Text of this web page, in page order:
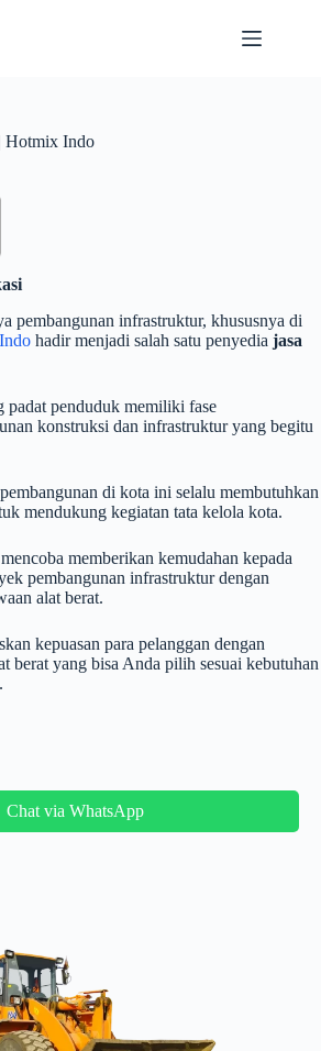
Hotmix Indo
pembangunan infrastruktur, khususnya di
hadir menjadi salah satu penyedia jasa
padat penduduk memiliki fase
konstruksi dan infrastruktur yang begitu
di kota ini selalu membutuhkan
mendukung kegiatan tata kelola kota.
memberikan kemudahan kepada
pembangunan infrastruktur dengan
alat berat.
kepuasan para pelanggan dengan
berat yang bisa Anda pilih sesuai kebutuhan
Chat via WhatsApp